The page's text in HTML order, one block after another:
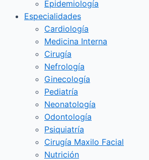
Epidemiología
Especialidades
Cardiología
Medicina Interna
Cirugía
Nefrología
Ginecología
Pediatría
Neonatología
Odontología
Psiquiatría
Cirugía Maxilo Facial
Nutrición